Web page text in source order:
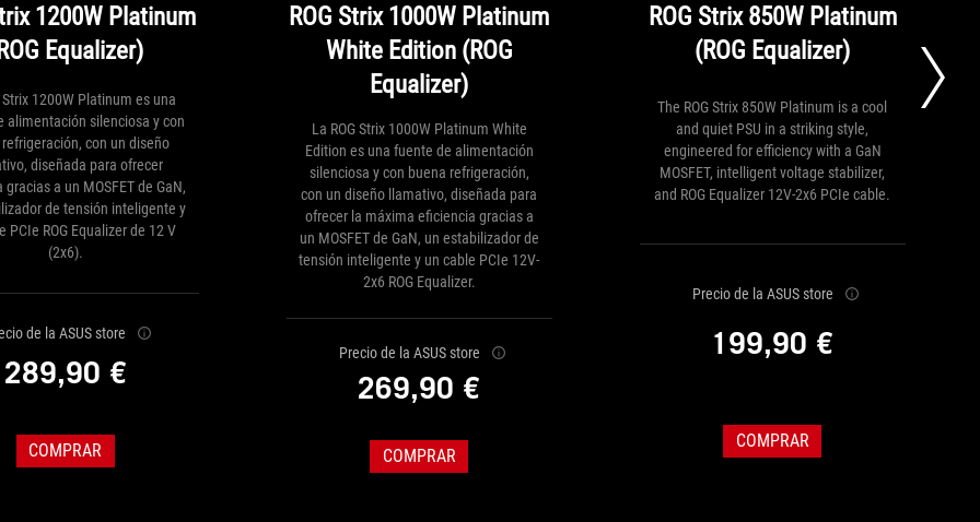
1200W Platinum
Equalizer)
Strix 1200W Platinum es una
alimentación silenciosa y con
refrigeración, con un diseño
diseñada para ofrecer
a un MOSFET de GaN,
de tensión inteligente y
PCIe ROG Equalizer de 12 V
(2x6).
de la ASUS store
289,90 €
COMPRAR
ROG Strix 1000W Platinum
White Edition (ROG
Equalizer)
La ROG Strix 1000W Platinum White
Edition es una fuente de alimentación
silenciosa y con buena refrigeración,
con un diseño llamativo, diseñada para
ofrecer la máxima eficiencia gracias a
un MOSFET de GaN, un estabilizador de
tensión inteligente y un cable PCIe 12V-
2x6 ROG Equalizer.
Precio de la ASUS store
269,90 €
COMPRAR
ROG Strix 850W Platinum
(ROG Equalizer)
The ROG Strix 850W Platinum is a cool
and quiet PSU in a striking style,
engineered for efficiency with a GaN
MOSFET, intelligent voltage stabilizer,
and ROG Equalizer 12V-2x6 PCIe cable.
Precio de la ASUS store
199,90 €
COMPRAR